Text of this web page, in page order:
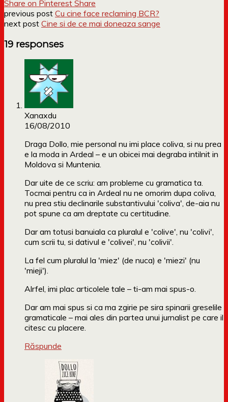
Share on Pinterest Share
previous post Cu cine face reclaming BCR?
next post Cine si de ce mai doneaza sange
19 responses
Xanaxdu
16/08/2010
Draga Dollo, mie personal nu imi place coliva, si nu prea
e la moda in Ardeal – e un obicei mai degraba intilnit in
Moldova si Muntenia.
Dar uite de ce scriu: am probleme cu gramatica ta.
Tocmai pentru ca in Ardeal nu ne omorim dupa coliva,
nu prea stiu declinarile substantivului 'coliva', de-aia nu
pot spune ca am dreptate cu certitudine.
Dar am totusi banuiala ca pluralul e 'colive', nu 'colivi',
cum scrii tu, si dativul e 'colivei', nu 'colivii'.
La fel cum pluralul la 'miez' (de nuca) e 'miezi' (nu
'mieji').
Alrfel, imi plac articolele tale – ti-am mai spus-o.
Dar am mai spus si ca ma zgirie pe sira spinarii greselile
gramaticale – mai ales din partea unui jurnalist pe care il
citesc cu placere.
Răspunde